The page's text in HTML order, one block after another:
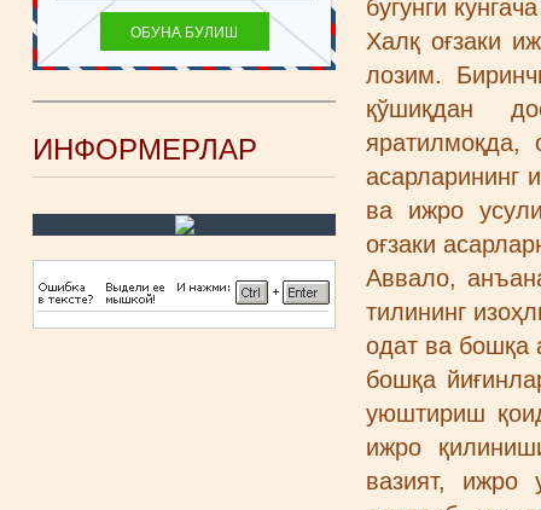
ИНФОРМЕРЛАР
бугунги
Халқ оғзаки
лозим.
қўшиқдан
яратилмоқда,
асарларининг
ва ижро
оғзаки
Аввало,
тилининг
одат ва бошқа
бошқа
уюштириш
ижро
вазият, ижро